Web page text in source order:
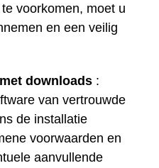
voorkomen, moet u
en een veilig
downloads :
van vertrouwde
de installatie
voorwaarden en
aanvullende